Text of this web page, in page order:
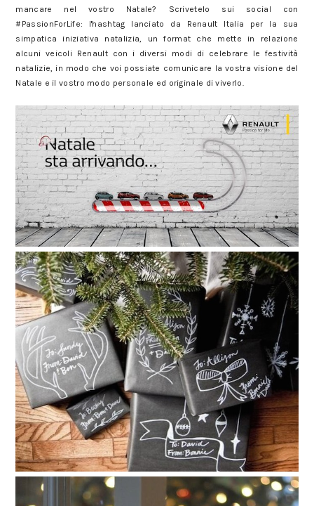
mancare nel vostro Natale? Scrivetelo sui social con
#PassionForLife: l'hashtag lanciato da Renault Italia per la sua
simpatica iniziativa natalizia, un format che mette in relazione
alcuni veicoli Renault con i diversi modi di celebrare le festività
natalizie, in modo che voi possiate comunicare la vostra visione del
Natale e il vostro modo personale ed originale di viverlo.